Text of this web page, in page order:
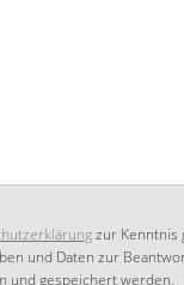
zur Kenntnis
und Daten zur
und gespeichert werden.